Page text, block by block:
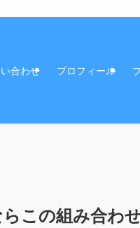
合わせ プロフィール
この組み合わ